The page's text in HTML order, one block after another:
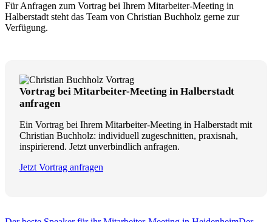
Für Anfragen zum Vortrag bei Ihrem Mitarbeiter-Meeting in
Halberstadt steht das Team von Christian Buchholz gerne zur
Verfügung.
Vortrag bei Mitarbeiter-Meeting in Halberstadt
anfragen
Ein Vortrag bei Ihrem Mitarbeiter-Meeting in Halberstadt mit
Christian Buchholz: individuell zugeschnitten, praxisnah,
inspirierend. Jetzt unverbindlich anfragen.
Jetzt Vortrag anfragen